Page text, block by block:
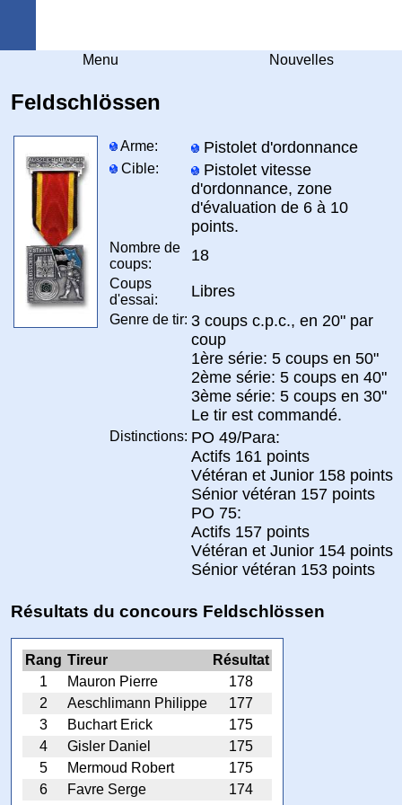
Menu Nouvelles
Feldschlössen
Arme: Pistolet d'ordonnance
Cible:
Pistolet vitesse
d'ordonnance, zone
d'évaluation de 6 à 10
points.
Nombre de
coups:
18
Coups
d'essai:
Libres
Genre de tir: 3 coups c.p.c., en 20" par
coup
1ère série: 5 coups en 50"
2ème série: 5 coups en 40"
3ème série: 5 coups en 30"
Le tir est commandé.
Distinctions: PO 49/Para:
Actifs 161 points
Vétéran et Junior 158 points
Sénior vétéran 157 points
PO 75:
Actifs 157 points
Vétéran et Junior 154 points
Sénior vétéran 153 points
Résultats du concours Feldschlössen
Rang Tireur
Résultat
1
Mauron Pierre
178
2
Aeschlimann Philippe
177
3
Buchart Erick
175
4
Gisler Daniel
175
5
Mermoud Robert
175
6
Favre Serge
174